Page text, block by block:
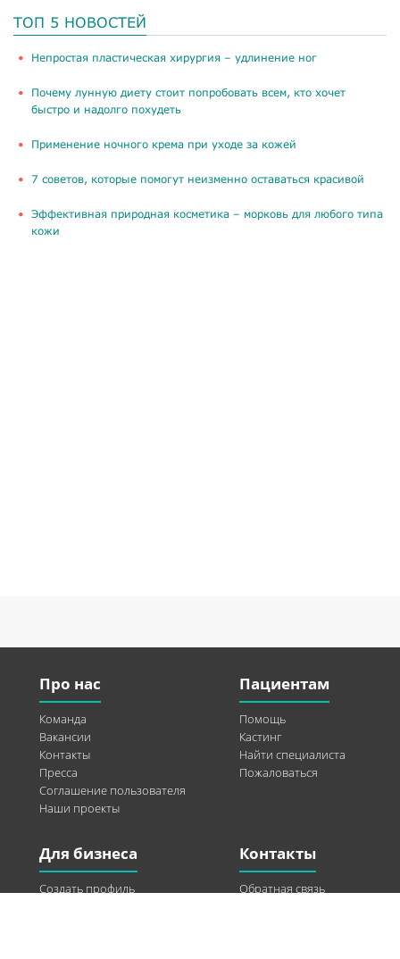
ТОП 5 НОВОСТЕЙ
​Непростая пластическая хирургия – удлинение ног
Почему лунную диету стоит попробовать всем, кто хочет
быстро и надолго похудеть
Применение ночного крема при уходе за кожей
​7 советов, которые помогут неизменно оставаться красивой
​Эффективная природная косметика – морковь для любого типа
кожи
Про нас
Команда
Вакансии
Контакты
Пресса
Соглашение пользователя
Наши проекты
Пациентам
Помощь
Кастинг
Найти специалиста
Пожаловаться
Для бизнеса
Создать профиль
Контакты
Обратная связь